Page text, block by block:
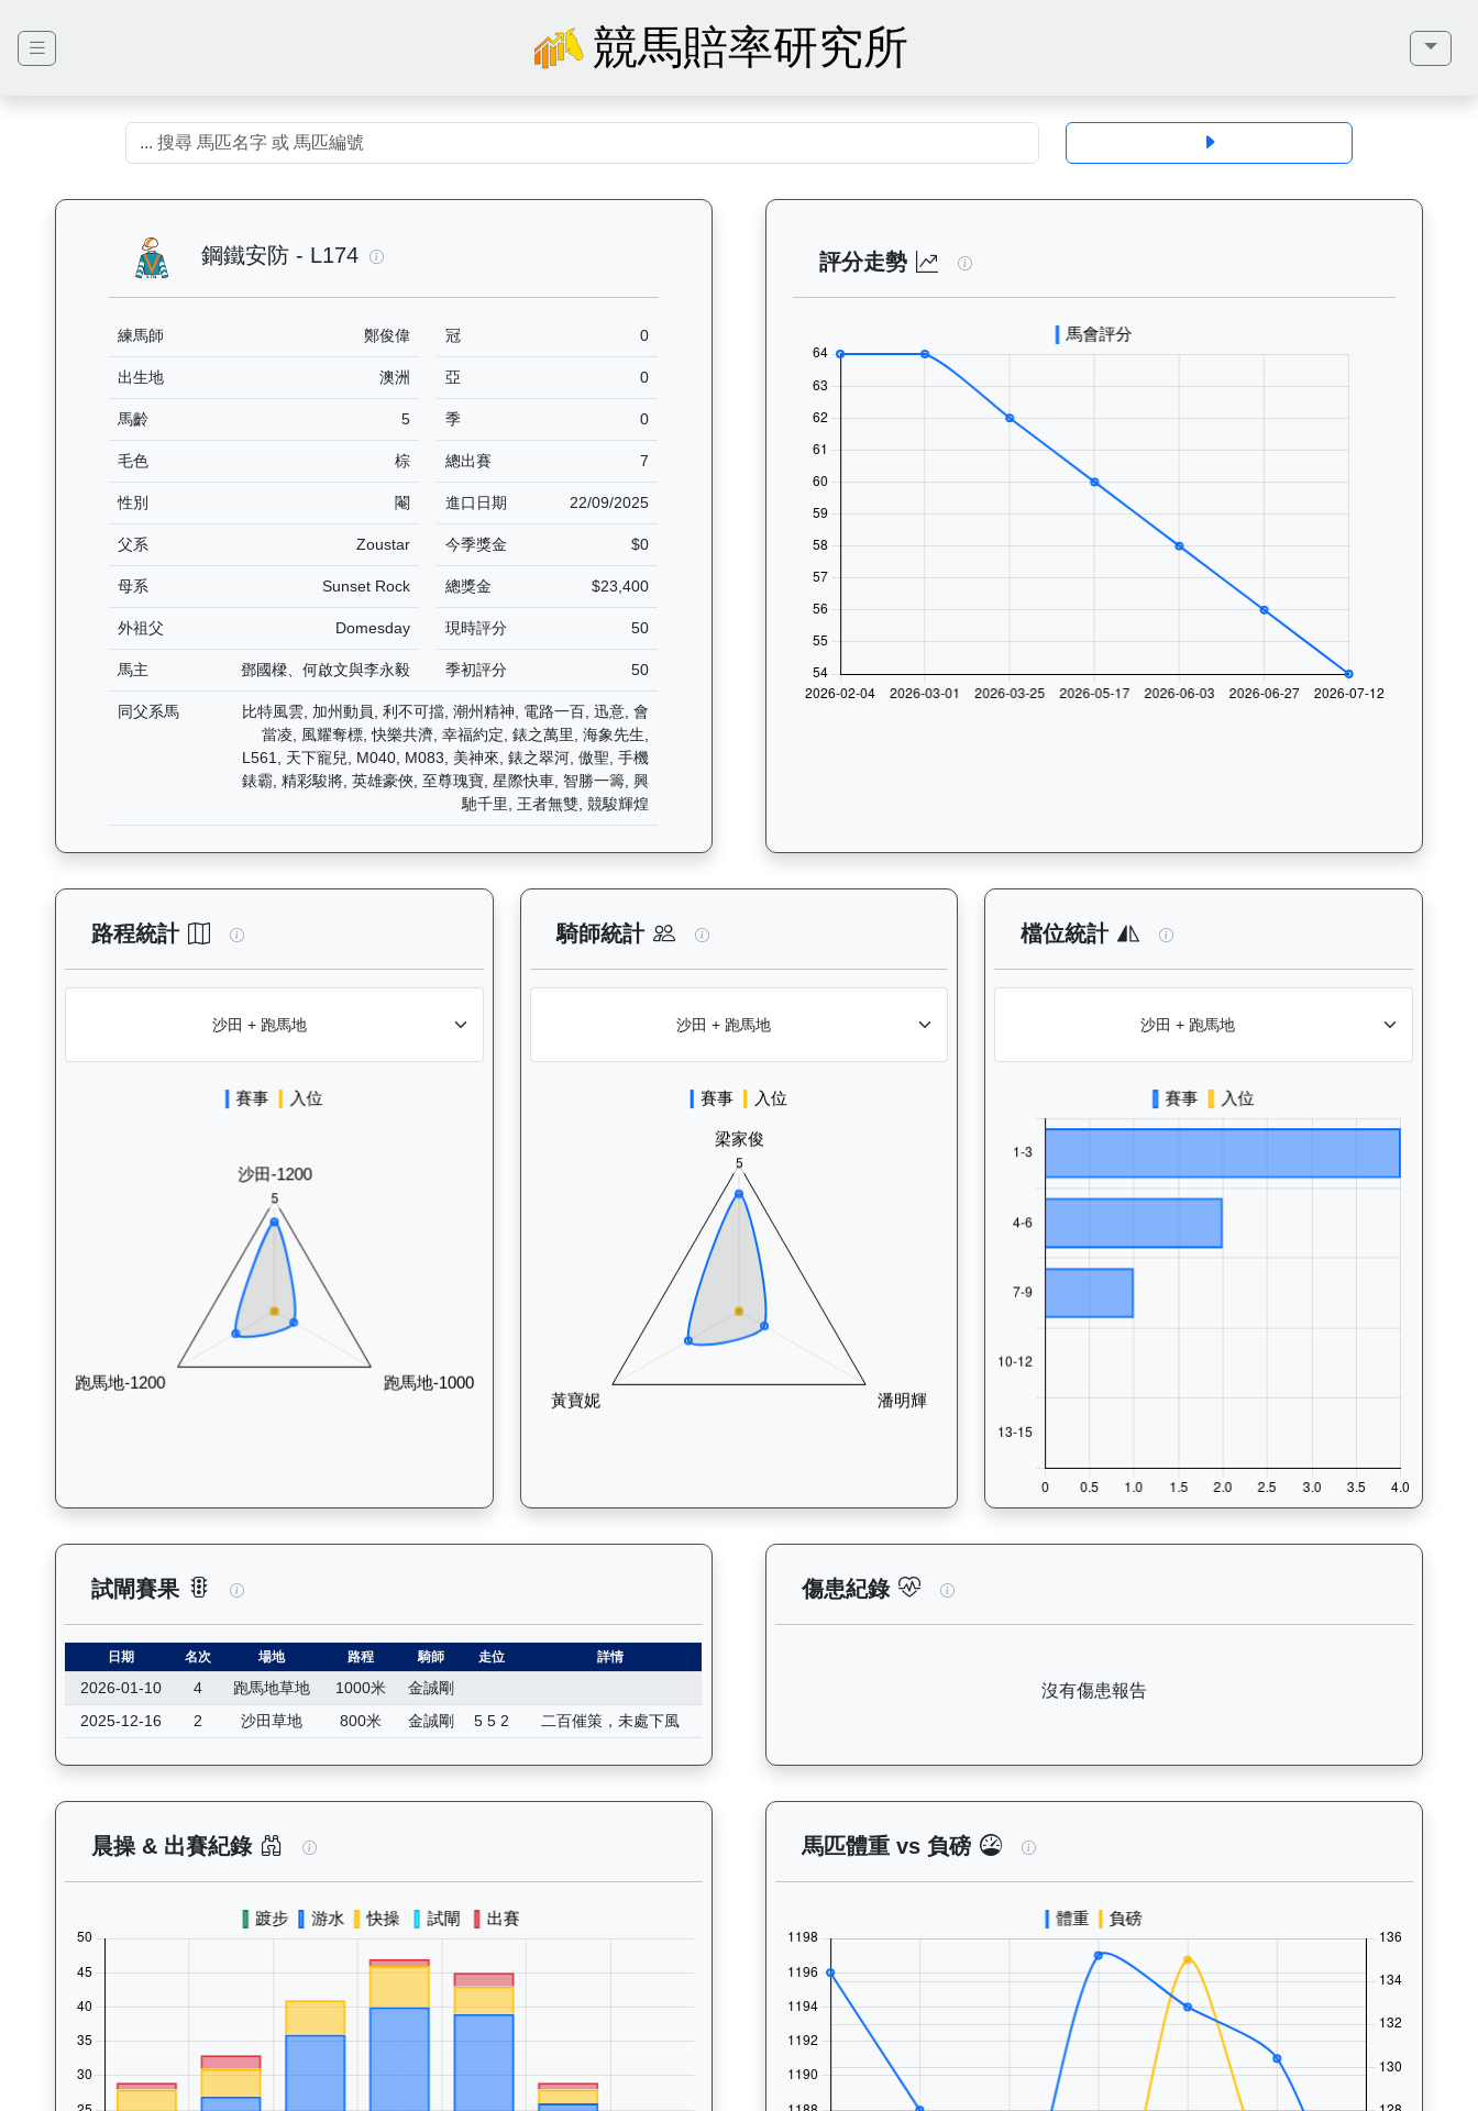
競馬賠率研究所
鋼鐵安防 - L174 鋼鐵安防（L174）— 馬匹基本資料：查看香港賽馬會賽駒的完整檔案，包括練馬師、出生地、馬齡、毛色、
練馬師 鄭俊偉 冠 0
出生地 澳洲 亞 0
馬齡 5 季 0
毛色 棕 總出賽 7
性別 閹 進口日期 22/09/2025
父系 Zoustar 今季獎金 $0
母系 Sunset Rock 總獎金 $23,400
外祖父 Domesday 現時評分 50
馬主 鄧國樑、何啟文與李永毅 季初評分 50
同父系馬
比特風雲, 加州動員, 利不可擋, 潮州精神, 電路一百, 迅意, 會
當凌, 風耀奪標, 快樂共濟, 幸福約定, 錶之萬里, 海象先生,
L561, 天下寵兒, M040, M083, 美神來, 錶之翠河, 傲聖, 手機
錶霸, 精彩駿將, 英雄豪俠, 至尊瑰寶, 星際快車, 智勝一籌, 興
馳千里, 王者無雙, 競駿輝煌
評分走勢 鋼鐵安防（L174）— 評分走勢圖表：追蹤香港賽
路程統計 鋼鐵安防（L174）— 路程統計分析：查看香港賽駒在不同途程距離（1000米至2400米）的出賽次數與入位率統計，支援
騎師統計 鋼鐵安防（L174）— 騎師統計分析：查看各騎師策騎此馬匹的出賽次數與
檔位統計 鋼鐵安防（L174）— 檔位統
試閘賽果 鋼鐵安防（L174）— 試閘賽果紀錄：查看馬匹所有試閘（Barrier Trial）的歷史成績，包括日期、名次、場地、路程、騎
日期 名次 場地 路程 騎師 走位 詳情
2026-01-10 4 跑馬地草地 1000米
金誠剛
2025-12-16
2 沙田草地 800米 金誠剛 5 5 2 二百催策，未處下風
傷患紀錄 鋼鐵安防（L174）— 傷患紀錄：查看馬匹完整的獸
沒有傷患報告
晨操 & 出賽紀錄 鋼鐵安防（L174）— 晨操及出賽紀錄圖表：以月度圖表顯示馬匹訓練活動（慢跑、游泳、快跑）及試閘、正式出賽
馬匹體重 vs 負磅 鋼鐵安防（L174）— 馬匹體重與負磅走勢